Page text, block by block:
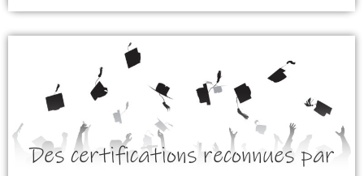
Des certifications reconnues par